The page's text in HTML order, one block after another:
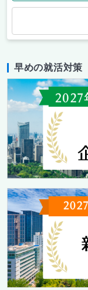
早めの就活対策